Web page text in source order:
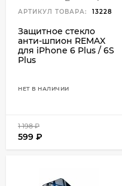
АРТИКУЛ ТОВАРА: 13228
Защитное стекло
анти-шпион REMAX
для iPhone 6 Plus / 6S
Plus
НЕТ В НАЛИЧИИ
1 198₽
599 ₽